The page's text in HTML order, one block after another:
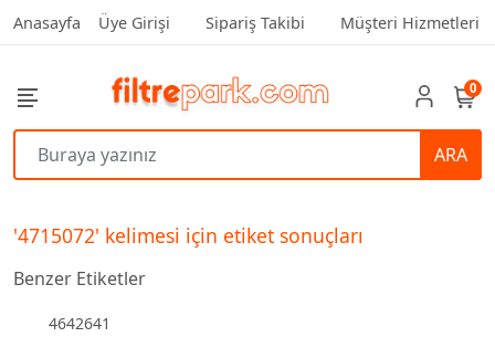
Anasayfa Üye Girişi Sipariş Takibi Müşteri Hizmetleri
ARA
0
'4715072' kelimesi için etiket sonuçları
Benzer Etiketler
4642641